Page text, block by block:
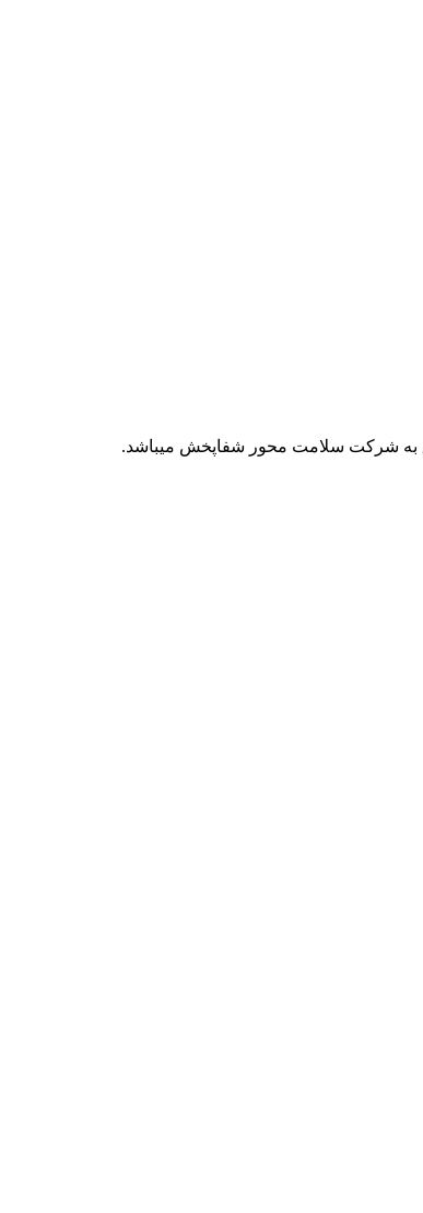
به شرکت سلامت محور شفاپخش میباشد.